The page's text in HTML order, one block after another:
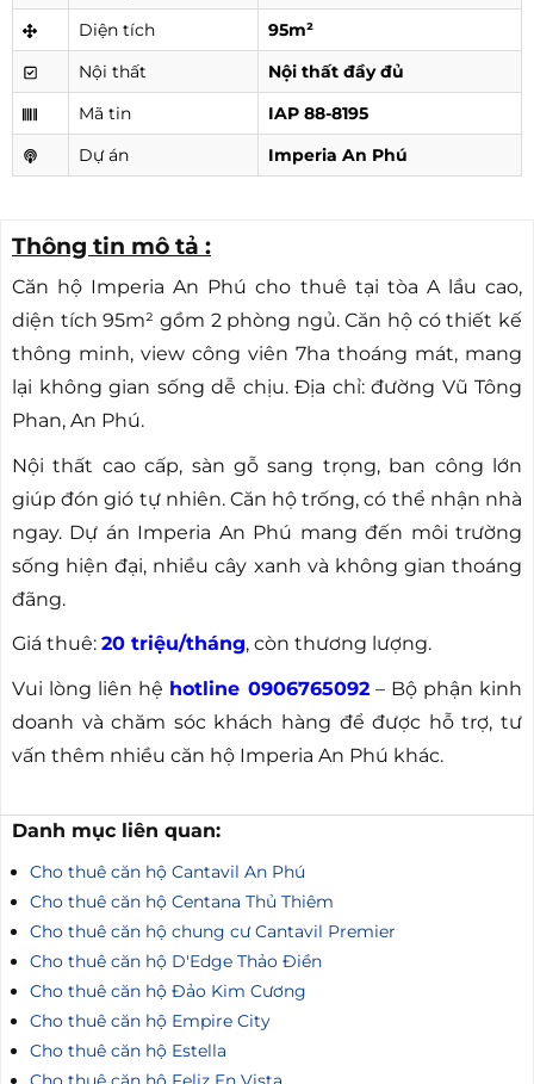
Diện tích
95m²
Nội thất
Nội thất đầy đủ
Mã tin
IAP 88-8195
Dự án
Imperia An Phú
Thông tin mô tả :
Căn hộ Imperia An Phú cho thuê tại tòa A lầu cao,
diện tích 95m² gồm 2 phòng ngủ. Căn hộ có thiết kế
thông minh, view công viên 7ha thoáng mát, mang
lại không gian sống dễ chịu. Địa chỉ: đường Vũ Tông
Phan, An Phú.
Nội thất cao cấp, sàn gỗ sang trọng, ban công lớn
giúp đón gió tự nhiên. Căn hộ trống, có thể nhận nhà
ngay. Dự án Imperia An Phú mang đến môi trường
sống hiện đại, nhiều cây xanh và không gian thoáng
đãng.
Giá thuê: 20 triệu/tháng, còn thương lượng.
Vui lòng liên hệ hotline 0906765092– Bộ phận kinh
doanh và chăm sóc khách hàng để được hỗ trợ, tư
vấn thêm nhiều căn hộ Imperia An Phú khác.
Danh mục liên quan:
Cho thuê căn hộ Cantavil An Phú
Cho thuê căn hộ Centana Thủ Thiêm
Cho thuê căn hộ chung cư Cantavil Premier
Cho thuê căn hộ D'Edge Thảo Điền
Cho thuê căn hộ Đảo Kim Cương
Cho thuê căn hộ Empire City
Cho thuê căn hộ Estella